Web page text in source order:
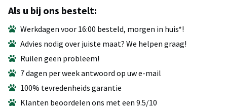
Als u bij ons bestelt:
Werkdagen voor 16:00 besteld, morgen in huis*!
Advies nodig over juiste maat? We helpen graag!
Ruilen geen probleem!
7 dagen per week antwoord op uw e-mail
100% tevredenheids garantie
Klanten beoordelen ons met een 9.5/10